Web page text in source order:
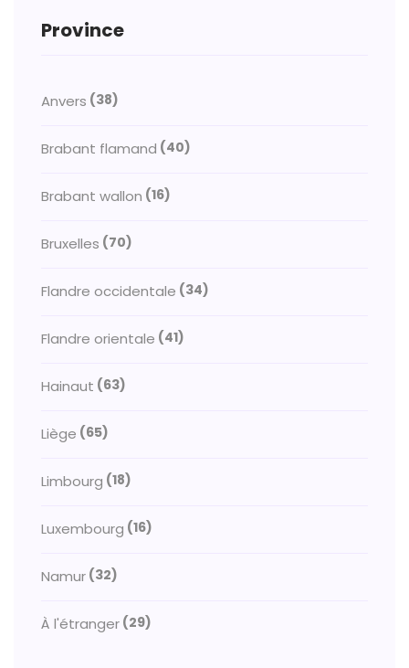
Province
Anvers (38)
Brabant flamand (40)
Brabant wallon (16)
Bruxelles (70)
Flandre occidentale (34)
Flandre orientale (41)
Hainaut (63)
Liège (65)
Limbourg (18)
Luxembourg (16)
Namur (32)
À l'étranger (29)